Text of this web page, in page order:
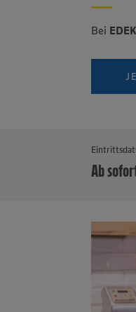
Bei
Ab